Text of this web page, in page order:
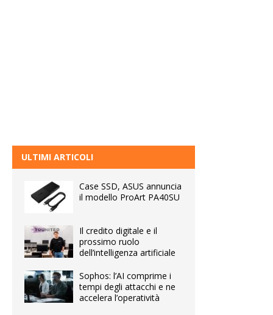
ULTIMI ARTICOLI
Case SSD, ASUS annuncia
il modello ProArt PA40SU
Il credito digitale e il
prossimo ruolo
dell’intelligenza artificiale
Sophos: l’AI comprime i
tempi degli attacchi e ne
accelera l’operatività